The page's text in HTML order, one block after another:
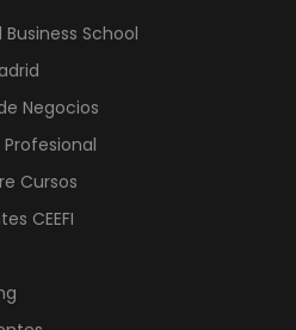
Business School
Negocios
Cursos
CEEFI